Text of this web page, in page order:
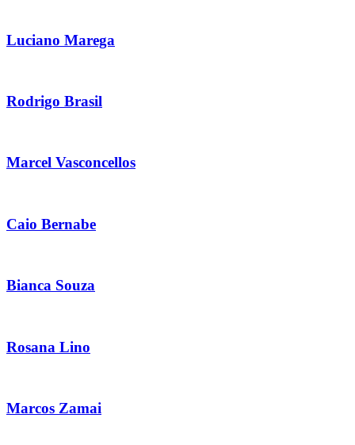
Luciano Marega
Rodrigo Brasil
Marcel Vasconcellos
Caio Bernabe
Bianca Souza
Rosana Lino
Marcos Zamai